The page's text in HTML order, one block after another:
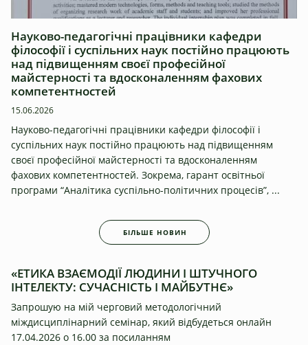
Науково-педагогічні працівники кафедри
філософії і суспільних наук постійно працюють
над підвищенням своєї професійної
майстерності та вдосконаленням фахових
компетентностей
15.06.2026
Науково-педагогічні працівники кафедри філософії і
суспільних наук постійно працюють над підвищенням
своєї професійної майстерності та вдосконаленням
фахових компетентностей. Зокрема, гарант освітньої
програми “Аналітика суспільно-політичних процесів”, ...
БІЛЬШЕ НОВИН
Оголошення
«ЕТИКА ВЗАЄМОДІЇ ЛЮДИНИ І ШТУЧНОГО
ІНТЕЛЕКТУ: СУЧАСНІСТЬ І МАЙБУТНЄ»
Запрошую на мій черговий методологічний
міждисциплінарний семінар, який відбудеться онлайн
17.04.2026 о 16.00 за посиланням